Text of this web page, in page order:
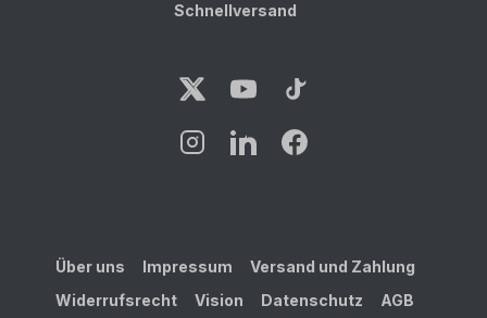
Schnellversand
Über uns Impressum
Versand und Zahlung
Widerrufsrecht
Vision Datenschutz AGB